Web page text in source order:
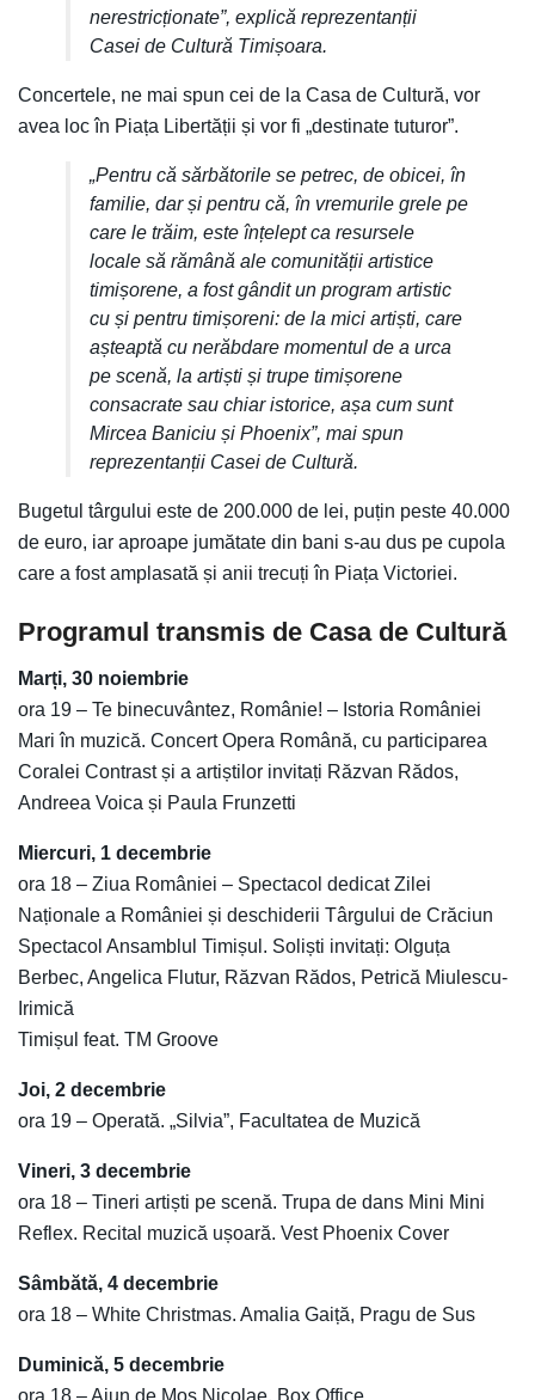
nerestricționate”, explică reprezentanții
Casei de Cultură Timișoara.
Concertele, ne mai spun cei de la Casa de Cultură, vor
avea loc în Piața Libertății și vor fi „destinate tuturor”.
„Pentru că sărbătorile se petrec, de obicei, în
familie, dar și pentru că, în vremurile grele pe
care le trăim, este înțelept ca resursele
locale să rămână ale comunității artistice
timișorene, a fost gândit un program artistic
cu și pentru timișoreni: de la mici artiști, care
așteaptă cu nerăbdare momentul de a urca
pe scenă, la artiști și trupe timișorene
consacrate sau chiar istorice, așa cum sunt
Mircea Baniciu și Phoenix”, mai spun
reprezentanții Casei de Cultură.
Bugetul târgului este de 200.000 de lei, puțin peste 40.000
de euro, iar aproape jumătate din bani s-au dus pe cupola
care a fost amplasată și anii trecuți în Piața Victoriei.
Programul transmis de Casa de Cultură
Marți, 30 noiembrie
ora 19 – Te binecuvântez, Românie! – Istoria României
Mari în muzică. Concert Opera Română, cu participarea
Coralei Contrast și a artiștilor invitați Răzvan Rădos,
Andreea Voica și Paula Frunzetti
Miercuri, 1 decembrie
ora 18 – Ziua României – Spectacol dedicat Zilei
Naționale a României și deschiderii Târgului de Crăciun
Spectacol Ansamblul Timișul. Soliști invitați: Olguța
Berbec, Angelica Flutur, Răzvan Rădos, Petrică Miulescu-
Irimică
Timișul feat. TM Groove
Joi, 2 decembrie
ora 19 – Operată. „Silvia”, Facultatea de Muzică
Vineri, 3 decembrie
ora 18 – Tineri artiști pe scenă. Trupa de dans Mini Mini
Reflex. Recital muzică ușoară. Vest Phoenix Cover
Sâmbătă, 4 decembrie
ora 18 – White Christmas. Amalia Gaiță, Pragu de Sus
Duminică, 5 decembrie